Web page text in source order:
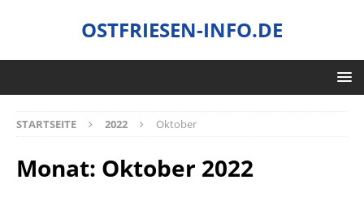
OSTFRIESEN-INFO.DE
STARTSEITE 2022 Oktober
Monat: Oktober 2022